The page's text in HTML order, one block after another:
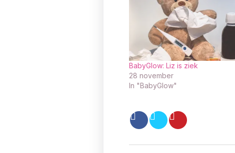
BabyGlow: Liz is ziek
28 november
In "BabyGlow"